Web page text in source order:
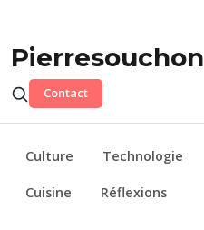
Pierresouchon
Contact
Culture Technologie
Cuisine Réflexions